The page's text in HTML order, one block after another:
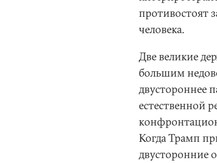
противостоят
человека.
Две великие
большим
двустороннее
естественной
Когда Трамп
двусторонние